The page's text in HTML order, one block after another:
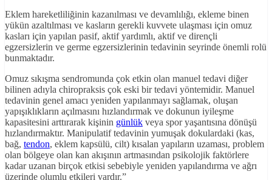
Eklem hareketliliğinin kazanılması ve devamlılığı, ekleme binen
yükün azaltılması ve kasların gerekli kuvvete ulaşması için omuz
kasları için yapılan pasif, aktif yardımlı, aktif ve dirençli
egzersizlerin ve germe egzersizlerinin tedavinin seyrinde önemli rolü
bunmaktadır.
Omuz sıkışma sendromunda çok etkin olan manuel tedavi diğer
bilinen adıyla chiropraksis çok eski bir tedavi yöntemidir. Manuel
tedavinin genel amacı yeniden yapılanmayı sağlamak, oluşan
yapışıklıkların açılmasını hızlandırmak ve dokunun iyileşme
kapasitesini arttırarak kişinin günlük veya spor yaşantısına dönüşü
hızlandırmaktır. Manipulatif tedavinin yumuşak dokulardaki (kas,
bağ, tendon, eklem kapsülü, cilt) kısalan yapıların uzaması, problem
olan bölgeye olan kan akışının artmasından psikolojik faktörlere
kadar uzanan birçok etkisi sebebiyle yeniden yapılandırma ve ağrı
üzerinde olumlu etkileri vardır.”